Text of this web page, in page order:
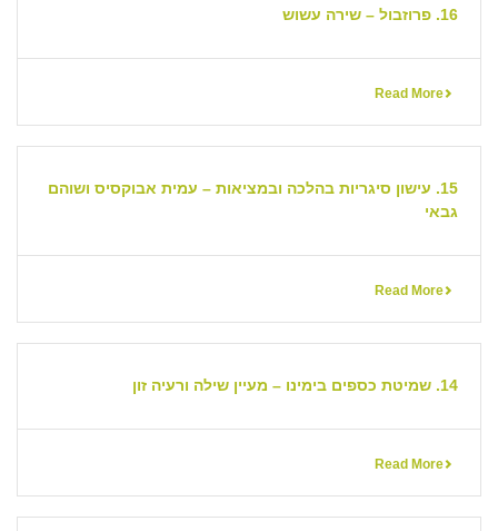
16. פרוזבול – שירה עשוש
Read More
15. עישון סיגריות בהלכה ובמציאות – עמית אבוקסיס ושוהם
גבאי
Read More
14. שמיטת כספים בימינו – מעיין שילה ורעיה זון
Read More